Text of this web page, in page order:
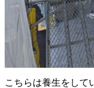
こちらは養生をして